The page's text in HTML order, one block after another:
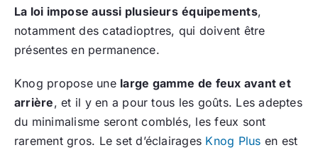
La loi impose aussi plusieurs équipements,
notamment des catadioptres, qui doivent être
présentes en permanence.
Knog propose une large gamme de feux avant et
arrière, et il y en a pour tous les goûts. Les adeptes
du minimalisme seront comblés, les feux sont
rarement gros. Le set d’éclairages Knog Plus en est